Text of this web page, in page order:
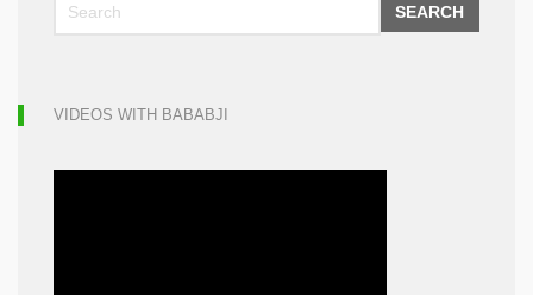
SEARCH
VIDEOS WITH BABABJI